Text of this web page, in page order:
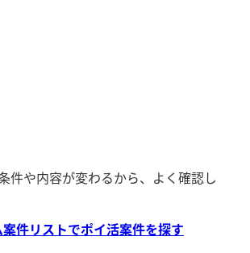
件や内容が変わるから、よく確認し
件リストでポイ活案件を探す